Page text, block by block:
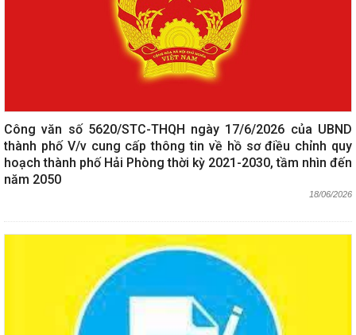
Công văn số 5620/STC-THQH ngày 17/6/2026 của UBND
thành phố V/v cung cấp thông tin về hồ sơ điều chỉnh quy
hoạch thành phố Hải Phòng thời kỳ 2021-2030, tầm nhìn đến
năm 2050
18/06/2026